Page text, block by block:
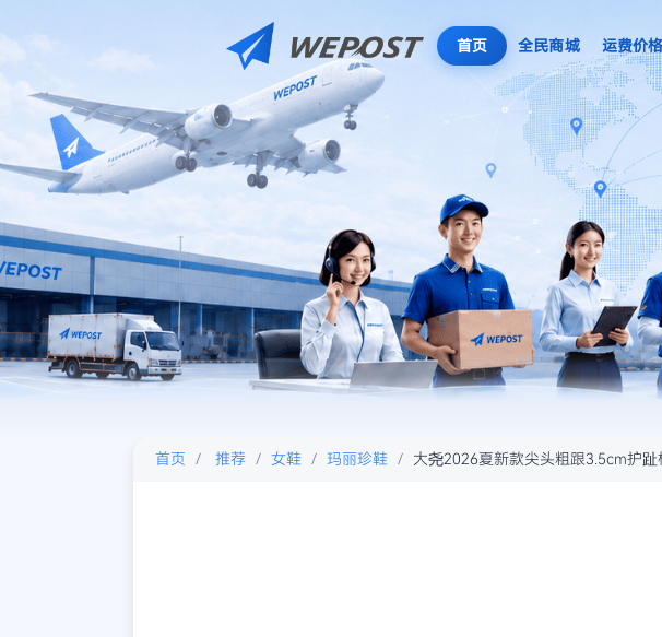
首页 全民商城 运费价
首页 推荐 女鞋 玛丽珍鞋 大尧2026夏新款尖头粗跟3.5cm护